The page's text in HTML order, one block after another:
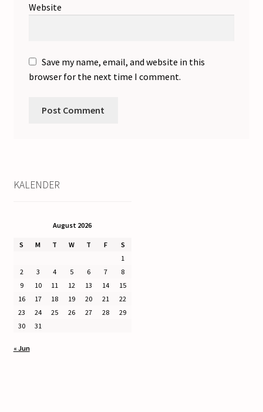
Website
Save my name, email, and website in this
browser for the next time I comment.
KALENDER
August 2026
S M T W T F
S
1
2
3 4 5 6 7
8
9
10 11 12 13 14
15
16
17 18 19 20 21
22
23
24 25 26 27 28
29
30
31
« Jun